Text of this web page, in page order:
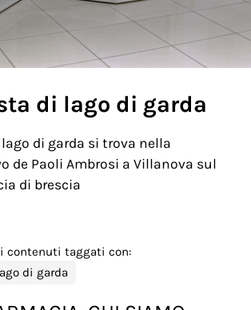
di lago di garda
di garda si trova nella
de Paoli Ambrosi a Villanova sul
di brescia
contenuti taggati con:
di garda